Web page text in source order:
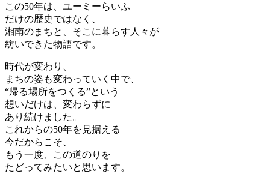
この50年は、ユーミーらいふ
だけの歴史ではなく、
湘南のまちと、そこに暮らす人々が
紡いできた物語です。
時代が変わり、
まちの姿も変わっていく中で、
“帰る場所をつくる”という
想いだけは、変わらずに
あり続けました。
これからの50年を見据える
今だからこそ、
もう一度、この道のりを
たどってみたいと思います。